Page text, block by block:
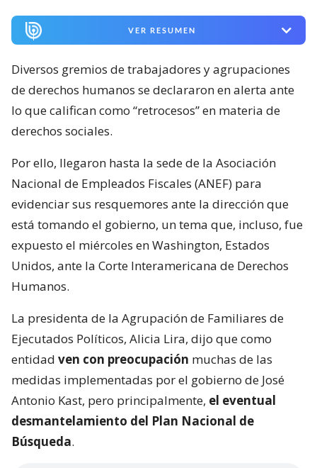
VER RESUMEN
Diversos gremios de trabajadores y agrupaciones
de derechos humanos se declararon en alerta ante
lo que califican como “retrocesos” en materia de
derechos sociales.
Por ello, llegaron hasta la sede de la Asociación
Nacional de Empleados Fiscales (ANEF) para
evidenciar sus resquemores ante la dirección que
está tomando el gobierno, un tema que, incluso, fue
expuesto el miércoles en Washington, Estados
Unidos, ante la Corte Interamericana de Derechos
Humanos.
La presidenta de la Agrupación de Familiares de
Ejecutados Políticos, Alicia Lira, dijo que como
entidad ven con preocupación muchas de las
medidas implementadas por el gobierno de José
Antonio Kast, pero principalmente, el eventual
desmantelamiento del Plan Nacional de
Búsqueda.